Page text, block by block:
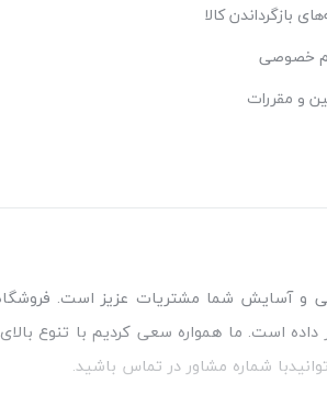
بازگرداندن کالا
خصوصی
و مقررات
است. ما همواره سعی کردیم با تنوع
شماره مشاور در تماس باشید.